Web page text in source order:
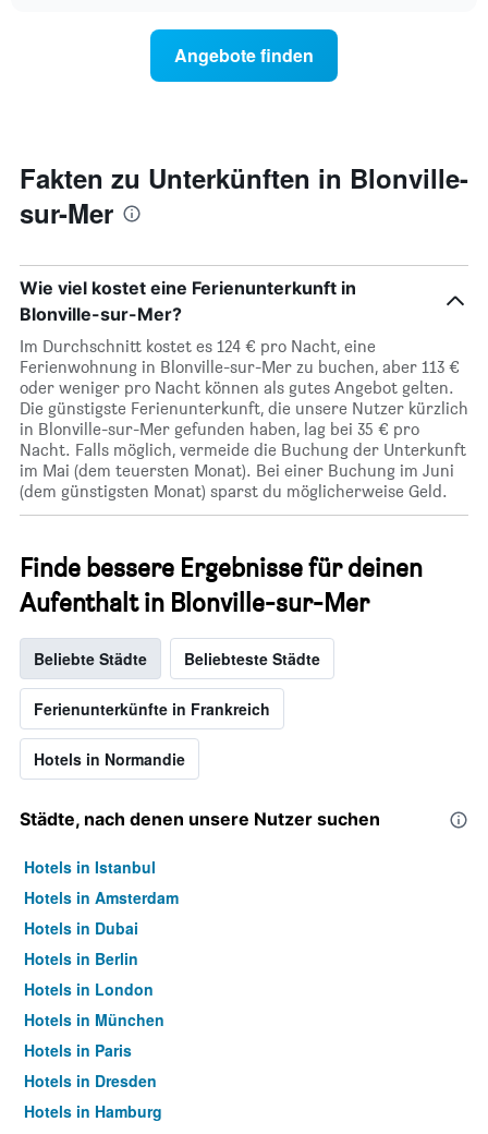
durchschnittlichen
jeweiligen
Wochentag.
Das
Diagramm
1
X-
Achse,
die
Wochentage
anzeigt.
Das
Diagramm
hat
1
Y-
Achse,
den
durchschnittlichen
Zimmerpreis
Angebote finden
Fakten zu Unterkünften in Blonville-
sur-Mer
Wie viel kostet eine Ferienunterkunft in
Blonville-sur-Mer?
Im Durchschnitt kostet es 124 € pro Nacht, eine
Ferienwohnung in Blonville-sur-Mer zu buchen, aber 113 €
oder weniger pro Nacht können als gutes Angebot gelten.
Die günstigste Ferienunterkunft, die unsere Nutzer kürzlich
in Blonville-sur-Mer gefunden haben, lag bei 35 € pro
Nacht. Falls möglich, vermeide die Buchung der Unterkunft
im Mai (dem teuersten Monat). Bei einer Buchung im Juni
(dem günstigsten Monat) sparst du möglicherweise Geld.
Finde bessere Ergebnisse für deinen
Aufenthalt in Blonville-sur-Mer
Beliebte Städte Beliebteste Städte
Ferienunterkünfte in Frankreich
Hotels in Normandie
Städte, nach denen unsere Nutzer suchen
Hotels in Istanbul
Hotels in Amsterdam
Hotels in Dubai
Hotels in Berlin
Hotels in London
Hotels in München
Hotels in Paris
Hotels in Dresden
Hotels in Hamburg